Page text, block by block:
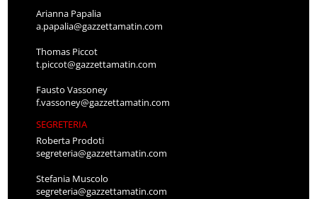
Arianna Papalia
a.papalia@gazzettamatin.com
Thomas Piccot
t.piccot@gazzettamatin.com
Fausto Vassoney
f.vassoney@gazzettamatin.com
SEGRETERIA
Roberta Prodoti
segreteria@gazzettamatin.com
Stefania Muscolo
segreteria@gazzettamatin.com